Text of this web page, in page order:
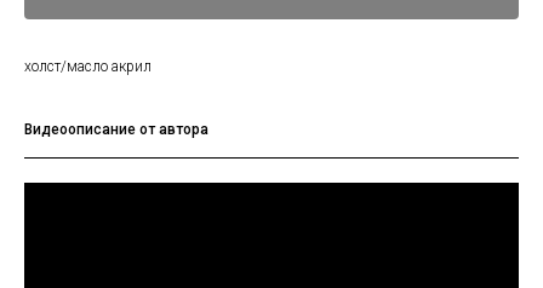
холст/масло акрил
Видеоописание от автора